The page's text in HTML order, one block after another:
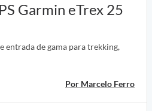
Garmin eTrex 25
entrada de gama para trekking,
Por Marcelo Ferro